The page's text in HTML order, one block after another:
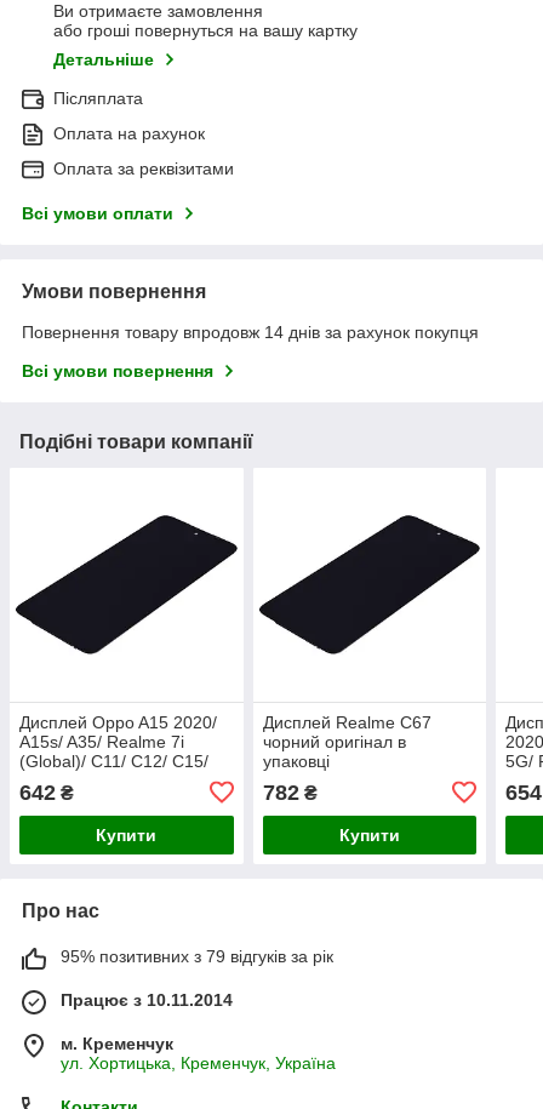
Ви отримаєте замовлення
або гроші повернуться на вашу картку
Детальніше
Післяплата
Оплата на рахунок
Оплата за реквізитами
Всі умови оплати
Умови повернення
Повернення товару впродовж 14 днів за рахунок покупця
Всі умови повернення
Подібні товари компанії
Дисплей Oppo A15 2020/
A15s/ A35/ Realme 7i
(Global)/ C11/ C12/ C15/
оригінал в упаков
642 ₴
Купити
Дисплей Realme C67
чорний оригінал в
упаковці
782₴
Купити
5G/
654
Про нас
95% позитивних з 79 відгуків за рік
Працює з 10.11.2014
м. Кременчук
ул. Хортицька, Кременчук, Україна